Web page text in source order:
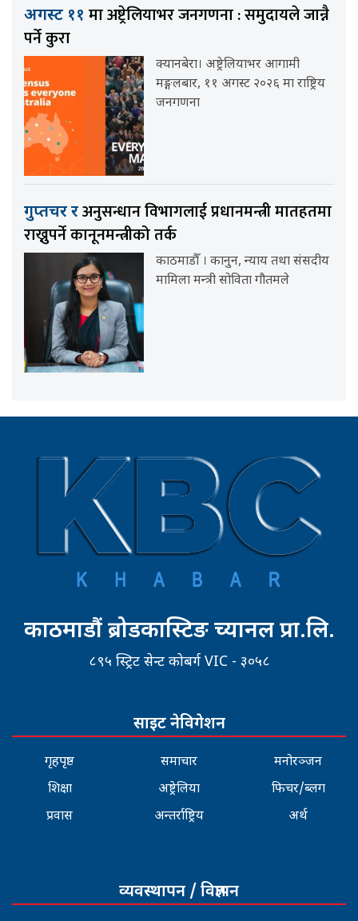
अगस्ट ११ मा अष्ट्रेलियाभर जनगणना : समुदायले जान्नै
पर्ने कुरा
क्यानबेरा। अष्ट्रेलियाभर आगामी
मङ्गलबार, ११ अगस्ट २०२६ मा राष्ट्रिय
जनगणना
गुप्तचर रअनुसन्धान विभागलाई प्रधानमन्त्री मातहतमा
राख्नुपर्ने कानूनमन्त्रीको तर्क
काठमाडौँ । कानुन, न्याय तथा संसदीय
मामिला मन्त्री सोविता गौतमले
काठमाडौं ब्रोडकास्टिङ च्यानल प्रा.लि.
८९५ स्ट्रिट सेन्ट कोबर्ग VIC - ३०५८
साइट नेविगेशन
गृहपृष्ठ
शिक्षा
प्रवास
समाचार
अष्ट्रेलिया
अन्तर्राष्ट्रिय
मनोरञ्जन
फिचर/ब्लग
अर्थ
व्यवस्थापन / विज्ञापन